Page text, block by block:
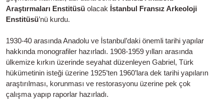
Araştırmaları Enstitüsü olacak İstanbul Fransız Arkeoloji
Enstitüsü’nü kurdu.
1930-40 arasında Anadolu ve İstanbul’daki önemli tarihi yapılar
hakkında monografiler hazırladı. 1908-1959 yılları arasında
ülkemize kırkın üzerinde seyahat düzenleyen Gabriel, Türk
hükümetinin isteği üzerine 1925’ten 1960’lara dek tarihi yapıların
araştırılması, korunması ve restorasyonu üzerine pek çok
çalışma yapıp raporlar hazırladı.